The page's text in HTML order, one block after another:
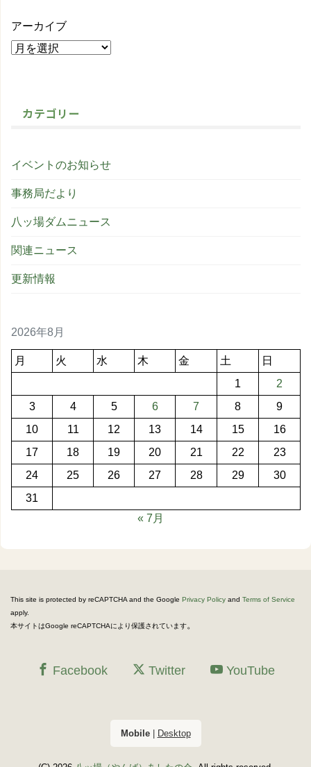
アーカイブ
カテゴリー
イベントのお知らせ
事務局だより
八ッ場ダムニュース
関連ニュース
更新情報
2026年8月
月 火 水 木 金 土
日
1
2
3
4 5 6 7 8
9
10
11 12 13 14 15
16
17
18 19 20 21 22
23
24
25 26 27 28 29
30
31
« 7月
This site is protected by reCAPTCHA and the Google Privacy Policy and Terms of Service
apply.
本サイトはGoogle reCAPTCHAにより保護されています。
Facebook Twitter YouTube
Mobile| Desktop